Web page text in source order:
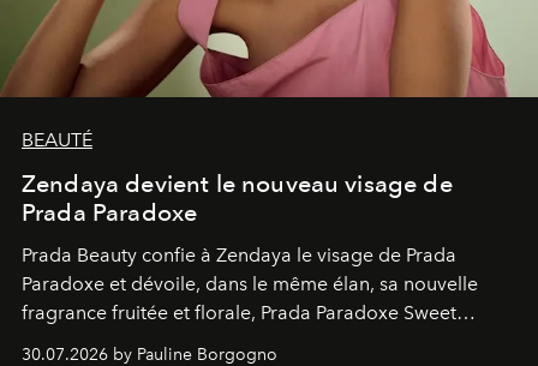
BEAUTÉ
Zendaya devient le nouveau visage de
Prada Paradoxe
Prada Beauty confie à Zendaya le visage de Prada
Paradoxe et dévoile, dans le même élan, sa nouvelle
fragrance fruitée et florale, Prada Paradoxe Sweet
30.07.2026 by Pauline Borgogno